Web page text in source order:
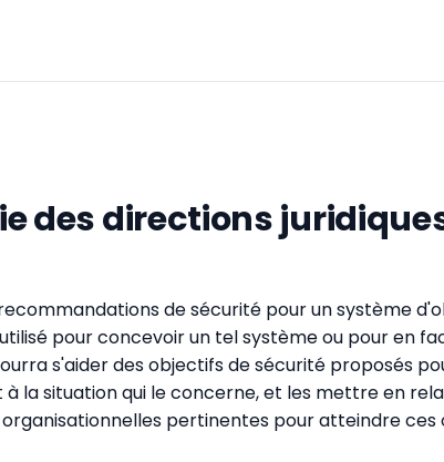
des directions juridiques
de sécurité pour un système
pour concevoir un tel système ou pour en
s'aider des objectifs de sécurité proposés
la situation qui le concerne, et les mettre en
pertinentes pour atteindre ces